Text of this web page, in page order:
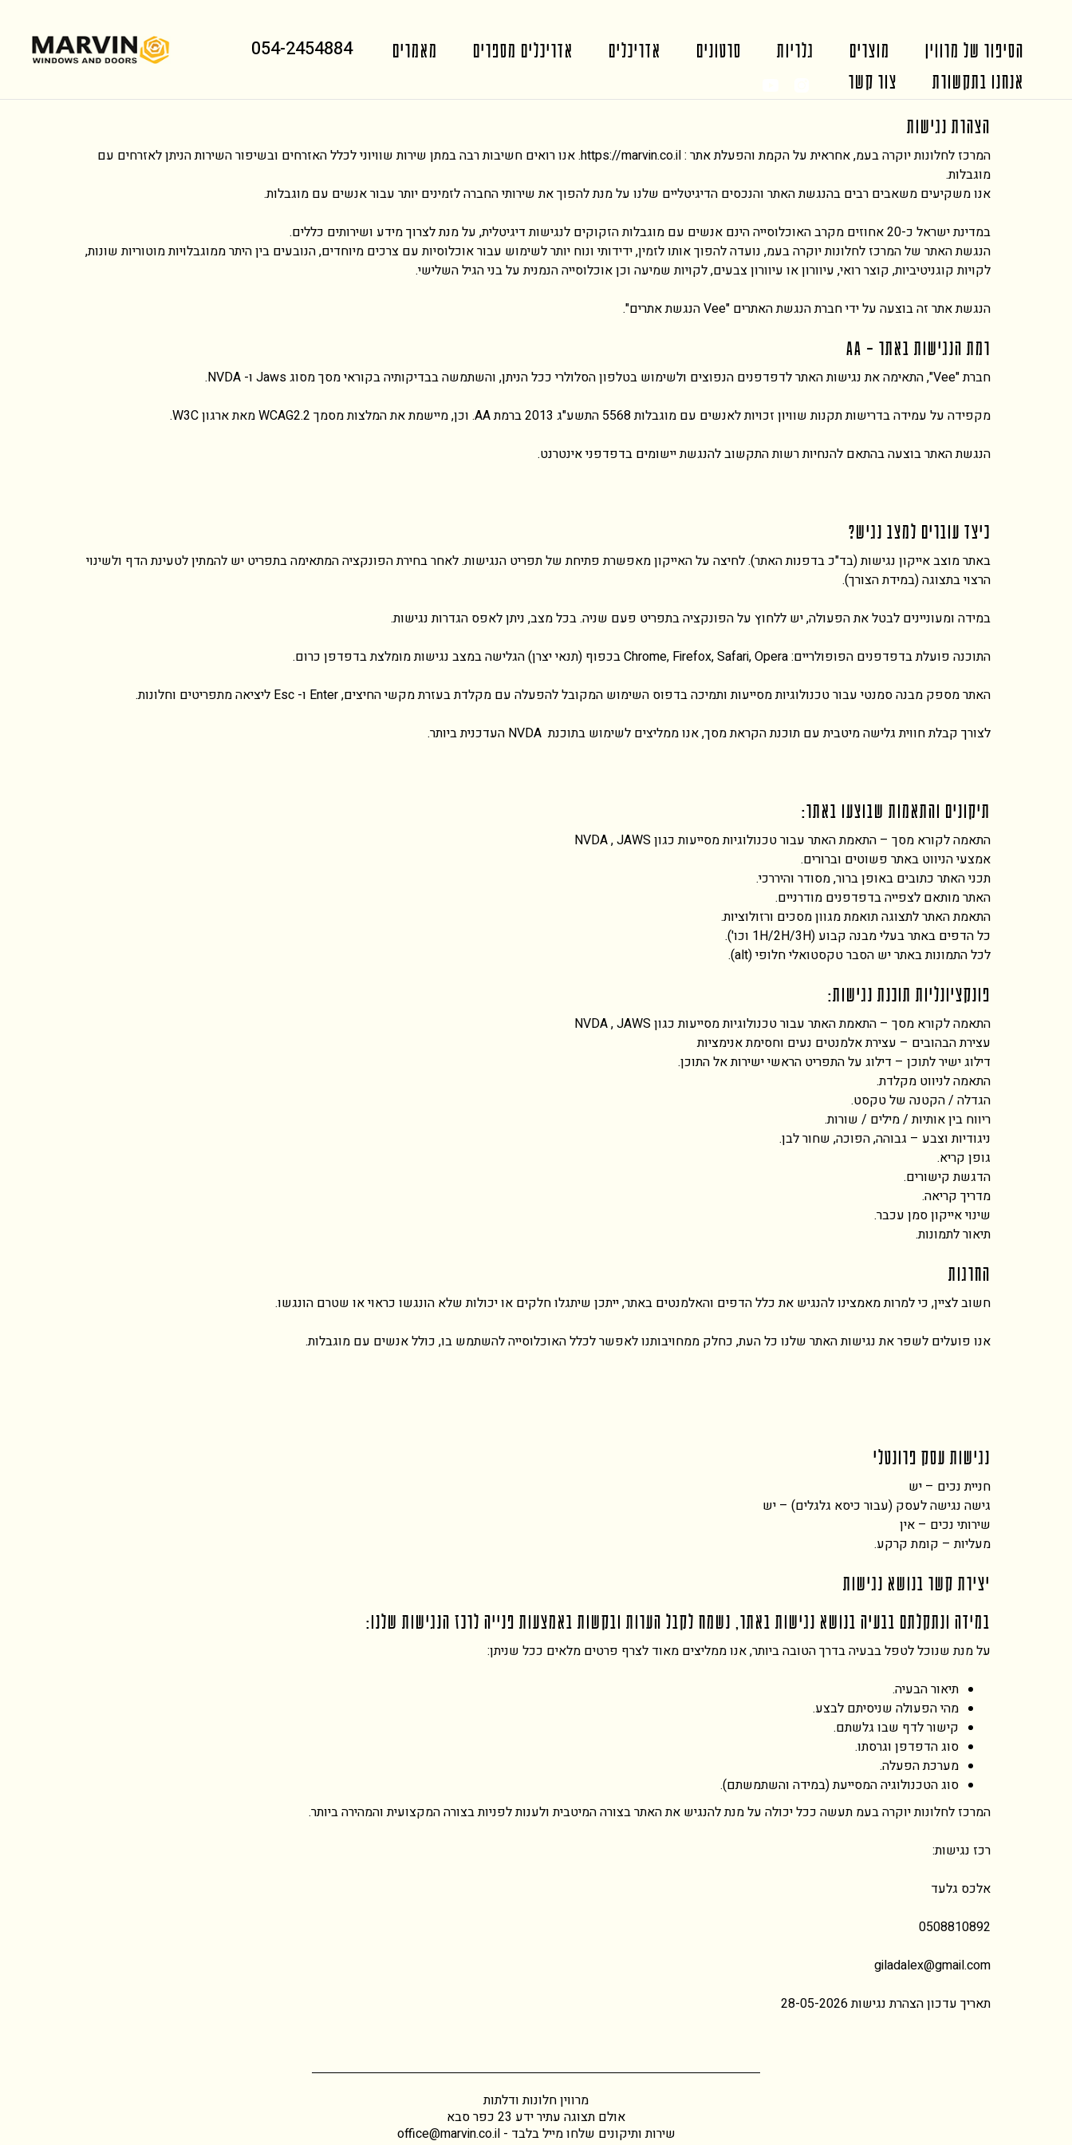
054-2454884 הסיפור של מרווין מוצרים גלריות סרטונים אדריכלים אדריכלים מספרים
מאמרים
אנחנו בתקשורת
צור קשר
הצהרת נגישות
המרכז לחלונות יוקרה בעמ, אחראית על הקמת והפעלת אתר : https://marvin.co.il. אנו רואים חשיבות רבה במתן שירות שוויוני לכלל האזרחים ובשיפור השירות הניתן לאזרחים עם
מוגבלות.
אנו משקיעים משאבים רבים בהנגשת האתר והנכסים הדיגיטליים שלנו על מנת להפוך את שירותי החברה לזמינים יותר עבור אנשים עם מוגבלות.
במדינת ישראל כ-20 אחוזים מקרב האוכלוסייה הינם אנשים עם מוגבלות הזקוקים לנגישות דיגיטלית, על מנת לצרוך מידע ושירותים כללים.
הנגשת האתר של המרכז לחלונות יוקרה בעמ, נועדה להפוך אותו לזמין, ידידותי ונוח יותר לשימוש עבור אוכלוסיות עם צרכים מיוחדים, הנובעים בין היתר ממוגבלויות מוטוריות שונות,
לקויות קוגניטיביות, קוצר רואי, עיוורון או עיוורון צבעים, לקויות שמיעה וכן אוכלוסייה הנמנית על בני הגיל השלישי.
הנגשת אתר זה בוצעה על ידי חברת הנגשת האתרים "Veeהנגשתאתרים".
רמת הנגישות באתר – AA
חברת "Vee", התאימה את נגישות האתר לדפדפנים הנפוצים ולשימוש בטלפון הסלולרי ככל הניתן, והשתמשה בבדיקותיה בקוראי מסך מסוג Jaws ו- NVDA.
מקפידה על עמידה בדרישות תקנות שוויון זכויות לאנשים עם מוגבלות 5568 התשע"ג 2013 ברמת AA. וכן, מיישמת את המלצות מסמך WCAG2.2 מאת ארגון W3C.
הנגשת האתר בוצעה בהתאם להנחיותרשותהתקשובלהנגשתיישומים בדפדפניאינטרנט.
כיצד עוברים למצב נגיש?
באתר מוצב אייקון נגישות (בד"כ בדפנות האתר). לחיצה על האייקון מאפשרת פתיחת של תפריט הנגישות. לאחר בחירת הפונקציה המתאימה בתפריט יש להמתין לטעינת הדף ולשינוי
הרצוי בתצוגה (במידת הצורך).
במידה ומעוניינים לבטל את הפעולה, יש ללחוץ על הפונקציה בתפריט פעם שניה. בכל מצב, ניתן לאפס הגדרות נגישות.
התוכנה פועלת בדפדפנים הפופולריים: Chrome, Firefox, Safari, Opera בכפוף (תנאי יצרן) הגלישה במצב נגישות מומלצת בדפדפן כרום.
האתר מספק מבנה סמנטי עבור טכנולוגיות מסייעות ותמיכה בדפוס השימוש המקובל להפעלה עם מקלדת בעזרת מקשי החיצים, Enter ו- Esc ליציאה מתפריטים וחלונות.
לצורך קבלת חווית גלישה מיטבית עם תוכנת הקראת מסך, אנו ממליצים לשימוש בתוכנת NVDA העדכנית ביותר.
תיקונים והתאמות שבוצעו באתר:
התאמה לקורא מסך – התאמת האתר עבור טכנולוגיות מסייעות כגון NVDA , JAWS
אמצעי הניווט באתר פשוטים וברורים.
תכני האתר כתובים באופן ברור, מסודר והיררכי.
האתר מותאם לצפייה בדפדפנים מודרניים.
התאמת האתר לתצוגה תואמת מגוון מסכים ורזולוציות.
כל הדפים באתר בעלי מבנה קבוע (1H/2H/3H וכו').
לכל התמונות באתר יש הסבר טקסטואלי חלופי (alt).
פונקציונליות תוכנת נגישות:
התאמה לקורא מסך – התאמת האתר עבור טכנולוגיות מסייעות כגון NVDA , JAWS
עצירת הבהובים – עצירת אלמנטים נעים וחסימת אנימציות
דילוג ישיר לתוכן – דילוג על התפריט הראשי ישירות אל התוכן.
התאמה לניווט מקלדת.
הגדלה / הקטנה של טקסט.
ריווח בין אותיות / מילים / שורות.
ניגודיות וצבע – גבוהה, הפוכה, שחור לבן.
גופן קריא.
הדגשת קישורים.
מדריך קריאה.
שינוי אייקון סמן עכבר.
תיאור לתמונות.
החרגות
חשוב לציין, כי למרות מאמצינו להנגיש את כלל הדפים והאלמנטים באתר, ייתכן שיתגלו חלקים או יכולות שלא הונגשו כראוי או שטרם הונגשו.
אנו פועלים לשפר את נגישות האתר שלנו כל העת, כחלק ממחויבותנו לאפשר לכלל האוכלוסייה להשתמש בו, כולל אנשים עם מוגבלות.
נגישות עסק פרונטלי
חניית נכים – יש
גישה נגישה לעסק (עבור כיסא גלגלים) – יש
שירותי נכים – אין
מעליות – קומת קרקע.
יצירת קשר בנושא נגישות
במידה ונתקלתם בבעיה בנושא נגישות באתר, נשמח לקבל הערות ובקשות באמצעות פנייה לרכז הנגישות שלנו:
על מנת שנוכל לטפל בבעיה בדרך הטובה ביותר, אנו ממליצים מאוד לצרף פרטים מלאים ככל שניתן:
תיאור הבעיה.
מהי הפעולה שניסיתם לבצע.
קישור לדף שבו גלשתם.
סוג הדפדפן וגרסתו.
מערכת הפעלה.
סוג הטכנולוגיה המסייעת (במידה והשתמשתם).
המרכז לחלונות יוקרה בעמ תעשה ככל יכולה על מנת להנגיש את האתר בצורה המיטבית ולענות לפניות בצורה המקצועית והמהירה ביותר.
רכז נגישות:
אלכס גלעד
0508810892
giladalex@gmail.com
תאריך עדכון הצהרת נגישות 28-05-2026
מרווין חלונות ודלתות
אולם תצוגה עתיר ידע 23 כפר סבא
שירות ותיקונים שלחו מייל בלבד -office@marvin.co.il